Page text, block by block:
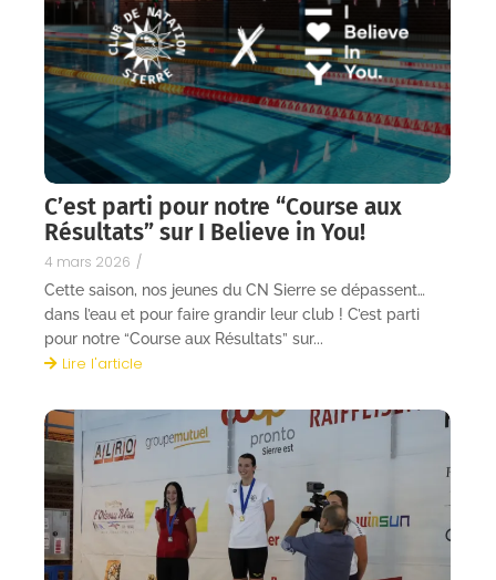
C’est parti pour notre “Course aux
Résultats” sur I Believe in You!
4 mars 2026 /
Cette saison, nos jeunes du CN Sierre se dépassent…
dans l’eau et pour faire grandir leur club ! C’est parti
pour notre “Course aux Résultats” sur...
Lire l'article